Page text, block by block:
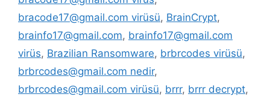
bracode17@gmail.com virüsü, BrainCrypt,
brainfo17@gmail.com, brainfo17@gmail.com
virüs, Brazilian Ransomware, brbrcodes virüsü,
brbrcodes@gmail.com nedir,
brbrcodes@gmail.com virüsü, brrr, brrr decrypt,